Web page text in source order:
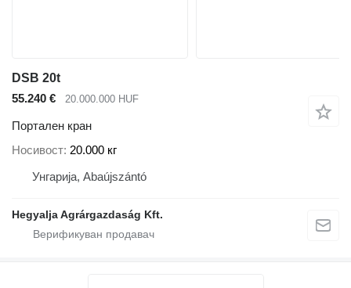
DSB 20t
55.240 €
20.000.000 HUF
Портален кран
Носивост 20.000 кг
Унгарија, Abaújszántó
Hegyalja Agrárgazdaság Kft.